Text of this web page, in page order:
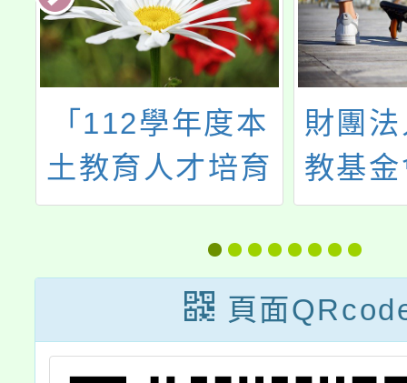
年度本
才培育
成果展
財團法人九九文
教基金會第十屆
臺灣中小學數學
能力檢定考試
頁面